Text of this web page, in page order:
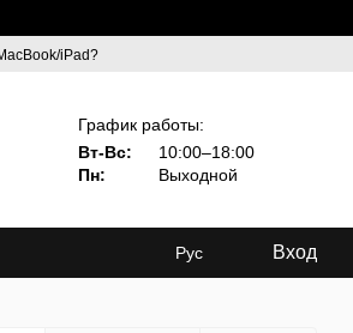
iPad?
График работы:
Вт-Вс:
10:00–18:00
Пн:
Выходной
Рус Вход